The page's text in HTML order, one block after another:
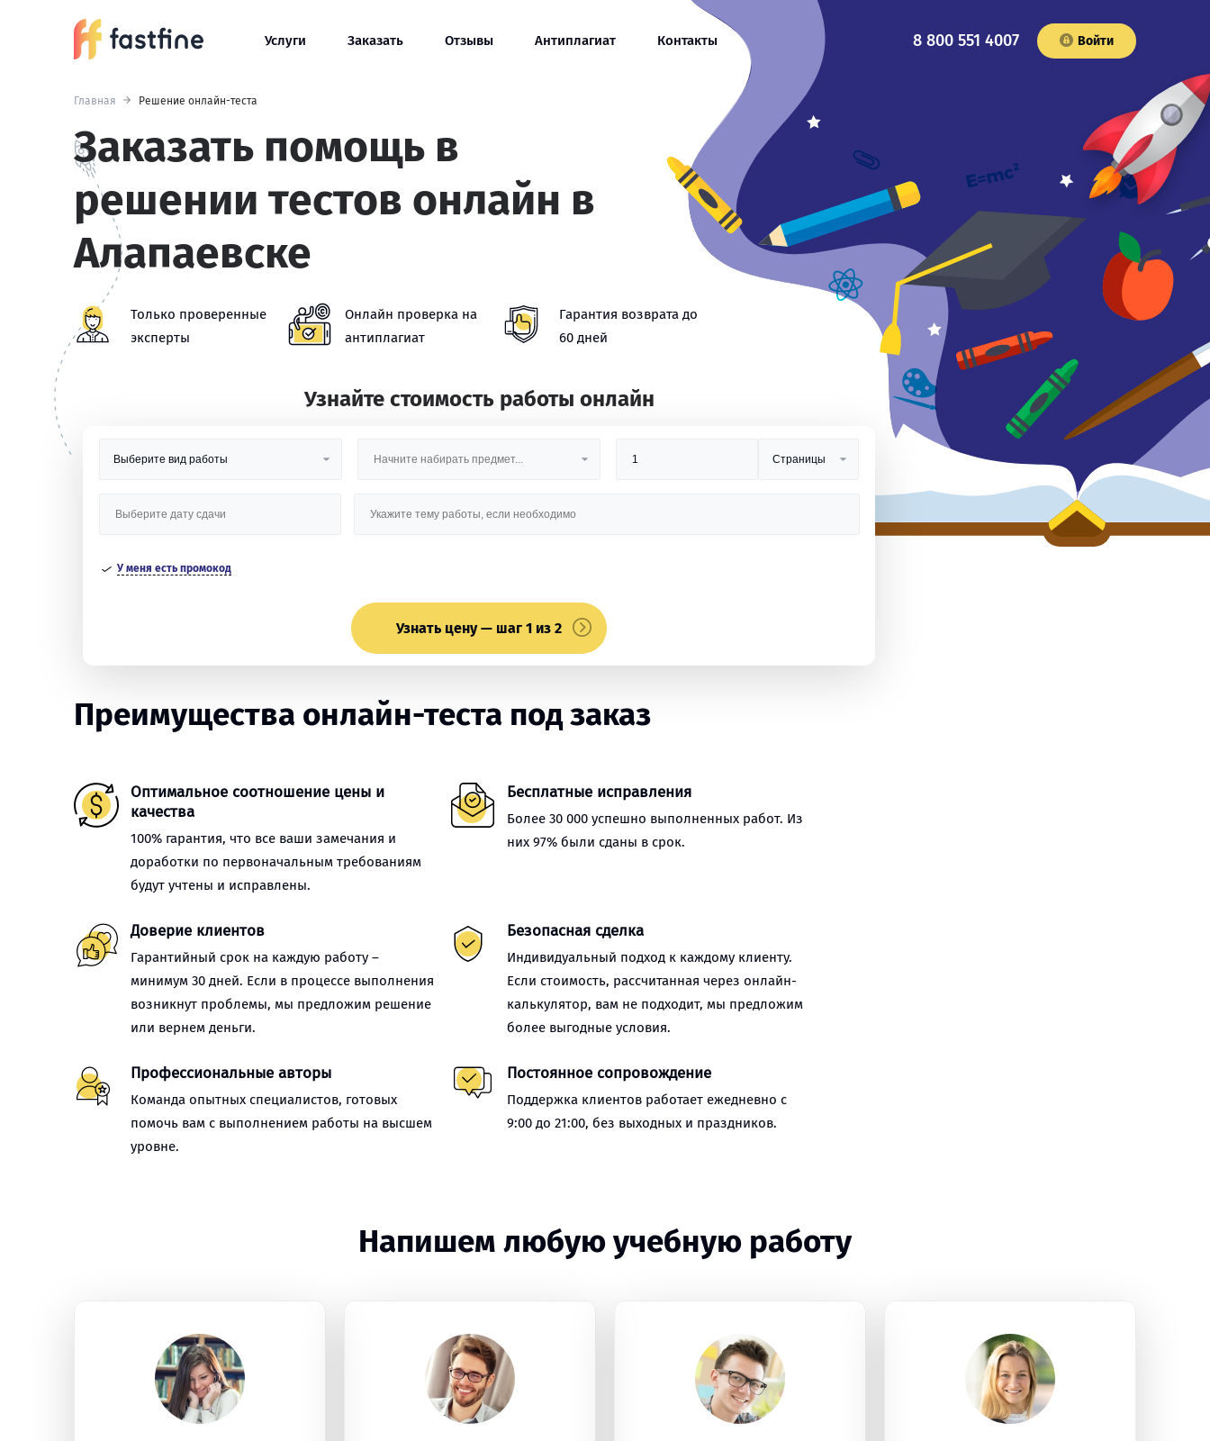
Услуги Заказать Отзывы Антиплагиат Контакты 8 800 551 4007 Войти
Главная Решение онлайн-теста
Заказать помощь в
решении тестов онлайн в
Алапаевске
Только проверенные
эксперты
Онлайн проверка на
антиплагиат
Гарантия возврата до
60 дней
Узнайте стоимость работы онлайн
У меня есть промокод
Узнать цену — шаг 1 из 2
Преимущества онлайн-теста под заказ
Оптимальное соотношение цены и
качества
100% гарантия, что все ваши замечания и
доработки по первоначальным требованиям
будут учтены и исправлены.
Бесплатные исправления
Более 30 000 успешно выполненных работ. Из
них 97% были сданы в срок.
Доверие клиентов
Гарантийный срок на каждую работу –
минимум 30 дней. Если в процессе выполнения
возникнут проблемы, мы предложим решение
или вернем деньги.
Безопасная сделка
Индивидуальный подход к каждому клиенту.
Если стоимость, рассчитанная через онлайн-
калькулятор, вам не подходит, мы предложим
более выгодные условия.
Профессиональные авторы
Команда опытных специалистов, готовых
помочь вам с выполнением работы на высшем
уровне.
Постоянное сопровождение
Поддержка клиентов работает ежедневно с
9:00 до 21:00, без выходных и праздников.
Напишем любую учебную работу